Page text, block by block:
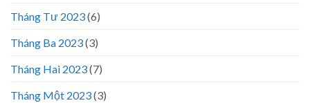
Tháng Tư 2023(6)
Tháng Ba 2023(3)
Tháng Hai 2023(7)
Tháng Một 2023(3)